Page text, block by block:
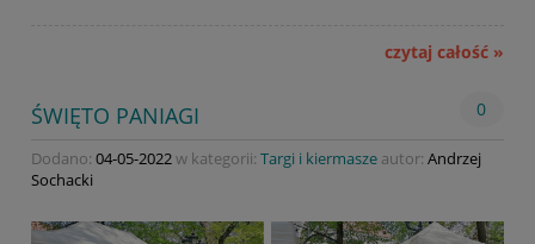
czytaj całość »
ŚWIĘTO PANIAGI 0
Dodano: 04-05-2022w kategorii: Targi i kiermasze autor: Andrzej
Sochacki